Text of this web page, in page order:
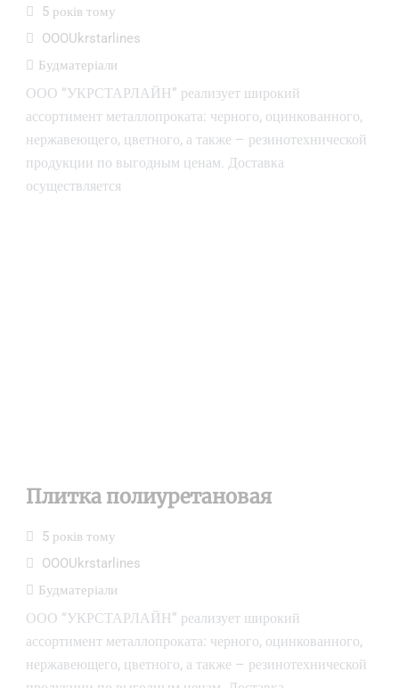
5 років тому
OOOUkrstarlines
Будматеріали
ООО “УКРСТАРЛАЙН” реализует широкий
ассортимент металлопроката: черного, оцинкованного,
нержавеющего, цветного, а также – резинотехнической
продукции по выгодным ценам. Доставка
осуществляется
Плитка полиуретановая
5 років тому
OOOUkrstarlines
Будматеріали
ООО “УКРСТАРЛАЙН” реализует широкий
ассортимент металлопроката: черного, оцинкованного,
нержавеющего, цветного, а также – резинотехнической